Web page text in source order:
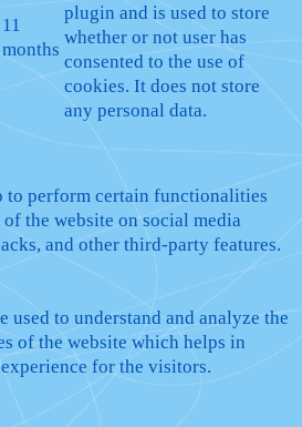
11
months
plugin and is used to store
whether or not user has
consented to the use of
cookies. It does not store
any personal data.
to perform certain functionalities
the website on social media
and other third-party features.
used to understand and analyze the
of the website which helps in
for the visitors.